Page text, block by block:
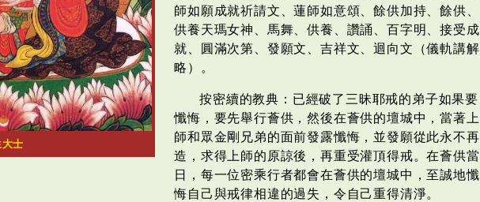
士
師如願成就祈請文、蓮師如意頌、餘供加持、餘供、
供養天瑪女神、馬舞、供養、讚誦、百字明、接受成
就、圓滿次第、發願文、吉祥文、迴向文（儀軌講解
略）。
按密續的教典：已經破了三昧耶戒的弟子如果要
懺悔，要先舉行薈供，然後在薈供的壇城中，當著上
師和眾金剛兄弟的面前發露懺悔，並發願從此永不再
造，求得上師的原諒後，再重受灌頂得戒。在薈供當
日，每一位密乘行者都會在薈供的壇城中，至誠地懺
悔自己與戒律相違的過失，令自己重得清淨。